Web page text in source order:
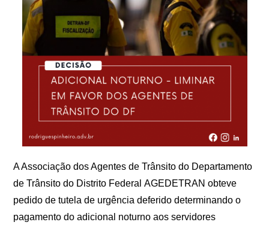
A Associação dos Agentes de Trânsito do Departamento
de Trânsito do Distrito Federal AGEDETRAN obteve
pedido de tutela de urgência deferido determinando o
pagamento do adicional noturno aos servidores